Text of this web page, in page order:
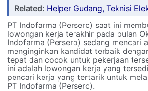
Related: Helper Gudang, Teknisi
PT Indofarma (Persero) saat ini
lowongan kerja terakhir pada bulan
Indofarma (Persero) sedang mencari
menginginkan kandidat terbaik
tepat dan cocok untuk pekerjaan
ini adalah lowongan kerja yang
pencari kerja yang tertarik untuk
PT Indofarma (Persero).